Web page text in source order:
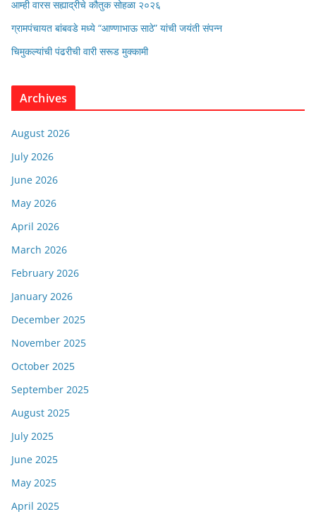
आम्ही वारस सह्याद्रीचे कौतुक सोहळा २०२६
ग्रामपंचायत बांबवडे मध्ये “आण्णाभाऊ साठे” यांची जयंती संपन्न
चिमुकल्यांची पंढरीची वारी सरूड मुक्कामी
Archives
August 2026
July 2026
June 2026
May 2026
April 2026
March 2026
February 2026
January 2026
December 2025
November 2025
October 2025
September 2025
August 2025
July 2025
June 2025
May 2025
April 2025